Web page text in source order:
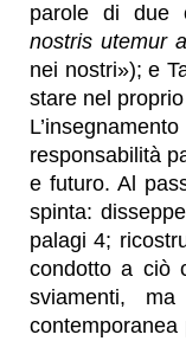
parole di due
nostris utemur
nei nostri»); e
stare nel
responsabilità
e futuro. Al
spinta:
palagi 4;
condotto a ciò
sviamenti,